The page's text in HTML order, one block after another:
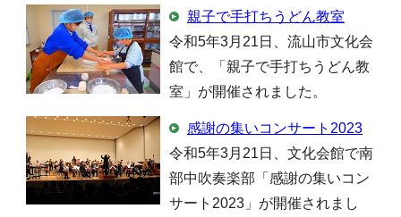
親子で手打ちうどん教室
令和5年3月21日、流山市文化会
館で、「親子で手打ちうどん教
室」が開催されました。
感謝の集いコンサート2023
令和5年3月21日、文化会館で南
部中吹奏楽部「感謝の集いコン
サート2023」が開催されまし